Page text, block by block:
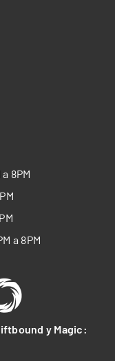
a 8PM
a 8PM
y Magic: